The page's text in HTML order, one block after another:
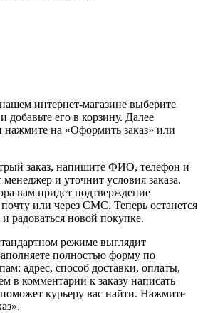
интернет-магазине выберите
добавьте его в корзину. Далее
нажмите на «Оформить заказ» или
заказ, напишите ФИО, телефон и
и уточнит условия заказа.
вам придет подтверждение
или через СМС. Теперь останется
радоваться новой покупке.
режиме выглядит
полностью форму по
адрес, способ доставки, оплаты,
в комментарии к заказу написать
курьеру вас найти. Нажмите